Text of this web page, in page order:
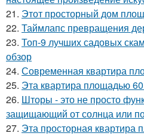
21. Этот просторный дом
22. Таймлапс превращения
23. Топ-9 лучших садовых
обзор
24. Современная квартира
25. Эта квартира площадью 60
26. Шторы - это не просто
защищающий от солнца или
27. Эта просторная квартира